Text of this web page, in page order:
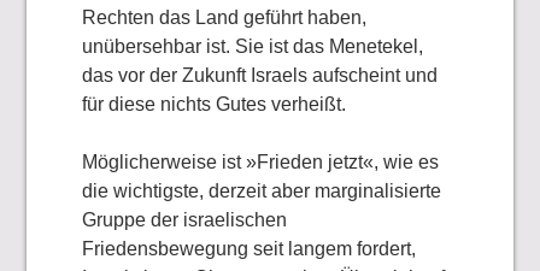
Rechten das Land geführt haben,
unübersehbar ist. Sie ist das Menetekel,
das vor der Zukunft Israels aufscheint und
für diese nichts Gutes verheißt.
Möglicherweise ist »Frieden jetzt«, wie es
die wichtigste, derzeit aber marginalisierte
Gruppe der israelischen
Friedensbewegung seit langem fordert,